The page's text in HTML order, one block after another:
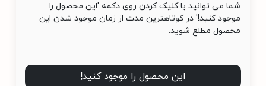
شما می توانید با کلیک کردن روی دکمه 'این محصول را
موجود کنید!' در کوتاهترین مدت از زمان موجود شدن این
محصول مطلع شوید.
این محصول را موجود کنید!